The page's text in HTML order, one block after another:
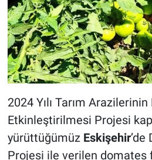
2024 Yılı Tarım Arazilerinin
Etkinleştirilmesi Projesi
yürüttüğümüz Eskişehir
Projesi ile verilen